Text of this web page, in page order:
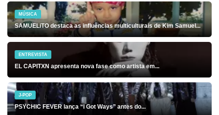
MÚSICA
SAMUELiTO destaca as influências multiculturais de Kim Samuel...
ENTREVISTA
EL CAPITXN apresenta nova fase como artista em...
J-POP
PSYCHIC FEVER lança “I Got Ways” antes do...